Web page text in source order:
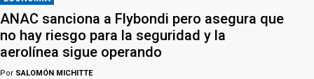
ANAC sanciona a Flybondi pero asegura que
no hay riesgo para la seguridad y la
aerolínea sigue operando
Por SALOMÓN MICHITTE